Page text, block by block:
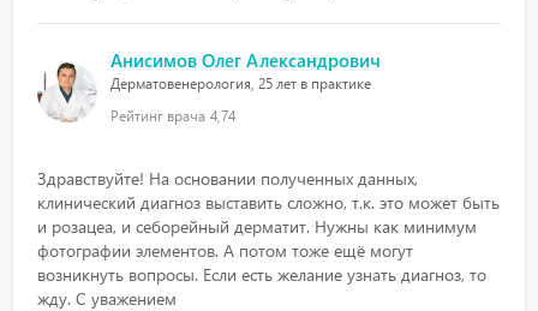
Анисимов Олег Александрович
Дерматовенерология, 25 лет в практике
Рейтинг врача 4,74
Здравствуйте! На основании полученных данных,
клинический диагноз выставить сложно, т.к. это может быть
и розацеа, и себорейный дерматит. Нужны как минимум
фотографии элементов. А потом тоже ещё могут
возникнуть вопросы. Если есть желание узнать диагноз, то
жду. С уважением